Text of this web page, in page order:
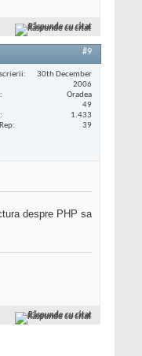
Răspunde cu citat
#9
30th December
2006
Oradea
49
1.433
39
despre PHP sa
Răspunde cu citat